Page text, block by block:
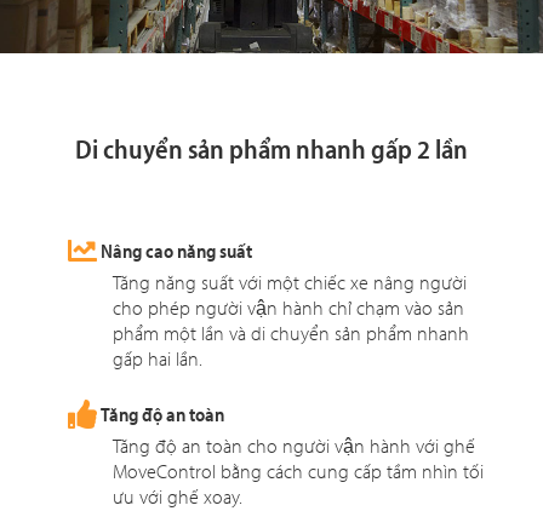
Di chuyển sản phẩm nhanh gấp 2 lần
Nâng cao năng suất
Tăng năng suất với một chiếc xe nâng người
cho phép người vận hành chỉ chạm vào sản
phẩm một lần và di chuyển sản phẩm nhanh
gấp hai lần.
Tăng độ an toàn
Tăng độ an toàn cho người vận hành với ghế
MoveControl bằng cách cung cấp tầm nhìn tối
ưu với ghế xoay.